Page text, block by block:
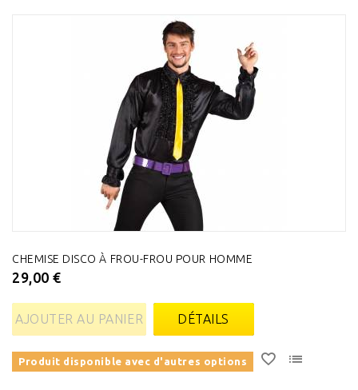
CHEMISE DISCO À FROU-FROU POUR HOMME
29,00 €
AJOUTER AU PANIER DÉTAILS
Produit disponible avec d'autres options